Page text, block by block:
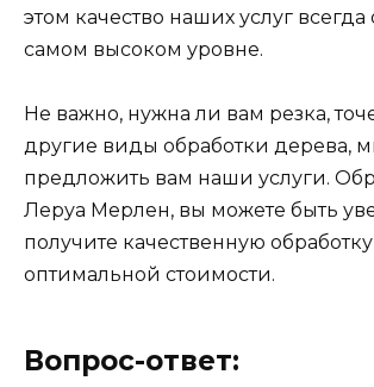
этом качество наших услуг всегда
самом высоком уровне.
Не важно, нужна ли вам резка,
другие виды обработки дерева,
предложить вам наши услуги.
Леруа Мерлен, вы можете быть
получите качественную
оптимальной стоимости.
Вопрос-ответ: